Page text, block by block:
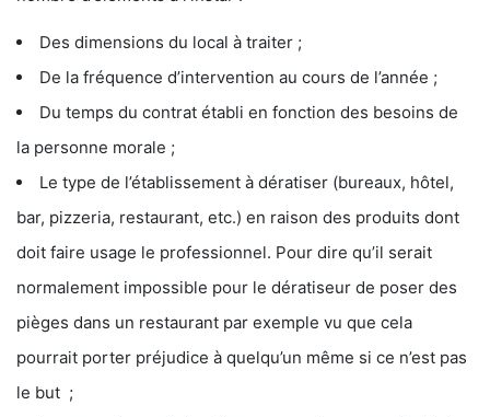
Des dimensions du local à traiter ;
De la fréquence d’intervention au cours de l’année ;
Du temps du contrat établi en fonction des besoins de
la personne morale ;
Le type de l’établissement à dératiser (bureaux, hôtel,
bar, pizzeria, restaurant, etc.) en raison des produits dont
doit faire usage le professionnel. Pour dire qu’il serait
normalement impossible pour le dératiseur de poser des
pièges dans un restaurant par exemple vu que cela
pourrait porter préjudice à quelqu’un même si ce n’est pas
le but ;